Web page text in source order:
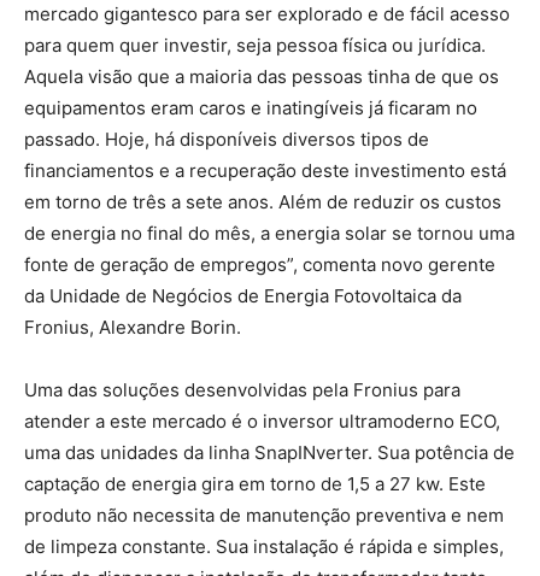
mercado gigantesco para ser explorado e de fácil acesso
para quem quer investir, seja pessoa física ou jurídica.
Aquela visão que a maioria das pessoas tinha de que os
equipamentos eram caros e inatingíveis já ficaram no
passado. Hoje, há disponíveis diversos tipos de
financiamentos e a recuperação deste investimento está
em torno de três a sete anos. Além de reduzir os custos
de energia no final do mês, a energia solar se tornou uma
fonte de geração de empregos”, comenta novo gerente
da Unidade de Negócios de Energia Fotovoltaica da
Fronius, Alexandre Borin.
Uma das soluções desenvolvidas pela Fronius para
atender a este mercado é o inversor ultramoderno ECO,
uma das unidades da linha SnapINverter. Sua potência de
captação de energia gira em torno de 1,5 a 27 kw. Este
produto não necessita de manutenção preventiva e nem
de limpeza constante. Sua instalação é rápida e simples,